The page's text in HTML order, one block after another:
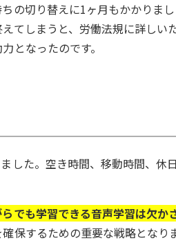
の切り替えに1ヶ月もかかりまし
てしまうと、労働法規に詳しい
となったのです。
した。空き時間、移動時間、休日
でも学習できる音声学習は欠か
保するための重要な戦略となり